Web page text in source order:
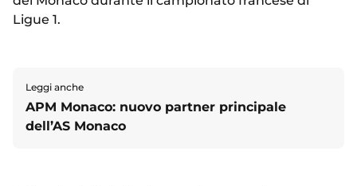
Ligue 1.
Leggi anche
APM Monaco: nuovo partner principale
dell’AS Monaco